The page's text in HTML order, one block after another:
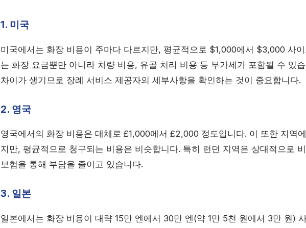
1. 미국
미국에서는 화장 비용이 주마다 다르지만, 평균적으로 $1,000에서 $3,000 사
는 화장 요금뿐만 아니라 차량 비용, 유골 처리 비용 등 부가세가 포함될 수 있
차이가 생기므로 장례 서비스 제공자의 세부사항을 확인하는 것이 중요합니다.
2. 영국
영국에서의 화장 비용은 대체로 £1,000에서 £2,000 정도입니다. 이 또한 지역
지만, 평균적으로 청구되는 비용은 비슷합니다. 특히 런던 지역은 상대적으로
보험을 통해 부담을 줄이고 있습니다.
3. 일본
일본에서는 화장 비용이 대략 15만 엔에서 30만 엔(약 1만 5천 원에서 3만 원)